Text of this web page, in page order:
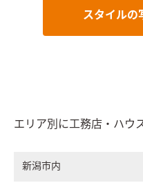
スタイルの
エリア別に工務店・ハウ
新潟市内